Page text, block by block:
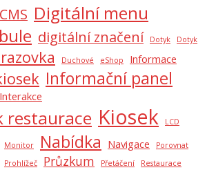
CMS Digitální menu
digitální značení Dotyk Dotyk
Duchové eShop Informace
Informační panel
Interakce
restaurace Kiosek LCD
Monitor Nabídka Navigace
Porovnat
Prohlížeč Průzkum Přetáčení
Restaurace